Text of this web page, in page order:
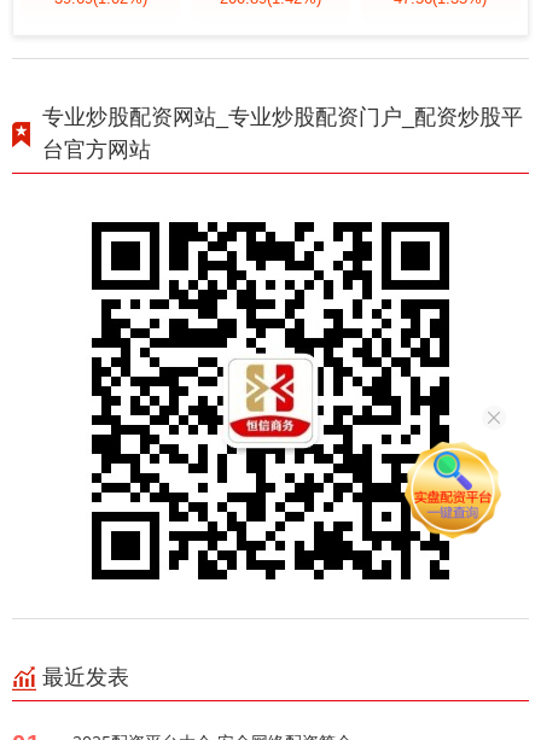
专业炒股配资网站_专业炒股配资门户_配资炒股平
台官方网站
最近发表